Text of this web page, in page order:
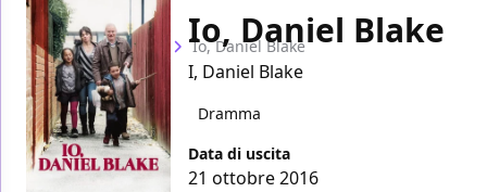
Home Film Io, Daniel Blake
Io, Daniel Blake
I, Daniel Blake
Dramma
Data di uscita
21 ottobre 2016